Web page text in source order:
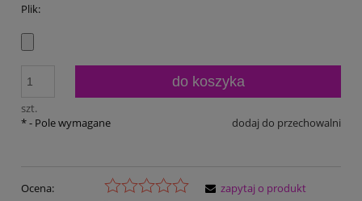
Plik:
szt.
do koszyka
dodaj do przechowalni
*- Pole wymagane
Ocena:
zapytaj o produkt